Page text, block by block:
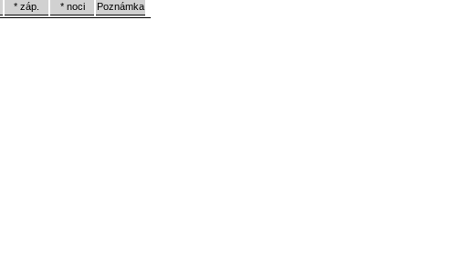
* záp. * noci Poznámka